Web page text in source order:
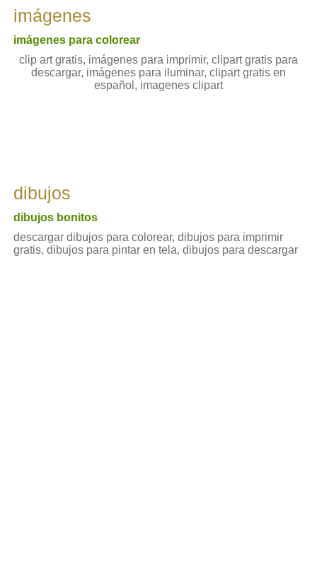
imágenes
imágenes para colorear
clip art gratis, imágenes para imprimir, clipart gratis para
descargar, imágenes para iluminar, clipart gratis en
español, imagenes clipart
dibujos
dibujos bonitos
descargar dibujos para colorear, dibujos para imprimir
gratis, dibujos para pintar en tela, dibujos para descargar